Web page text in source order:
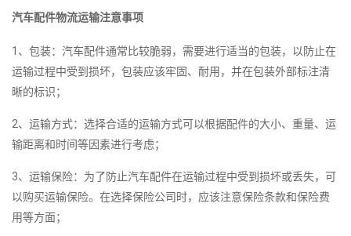
汽车配件物流运输注意事项
1、包装：汽车配件通常比较脆弱，需要进行适当的包装，以防止在
运输过程中受到损坏，包装应该牢固、耐用，并在包装外部标注清
晰的标识；
2、运输方式：选择合适的运输方式可以根据配件的大小、重量、运
输距离和时间等因素进行考虑；
3、运输保险：为了防止汽车配件在运输过程中受到损坏或丢失，可
以购买运输保险。在选择保险公司时，应该注意保险条款和保险费
用等方面；